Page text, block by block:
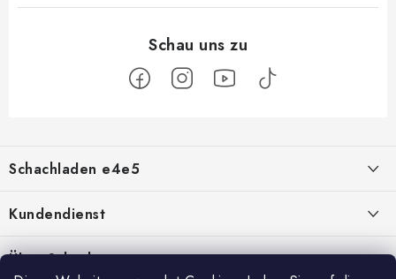
ß
z
e
i
Schachladen e4e5
Kontakt
Kundendienst
Geschäftsbedingungen
Über Schach